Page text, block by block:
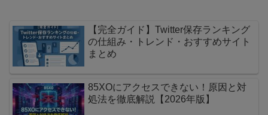
【完全ガイド】Twitter保存ランキング
の仕組み・トレンド・おすすめサイト
まとめ
85XOにアクセスできない！原因と対
処法を徹底解説【2026年版】